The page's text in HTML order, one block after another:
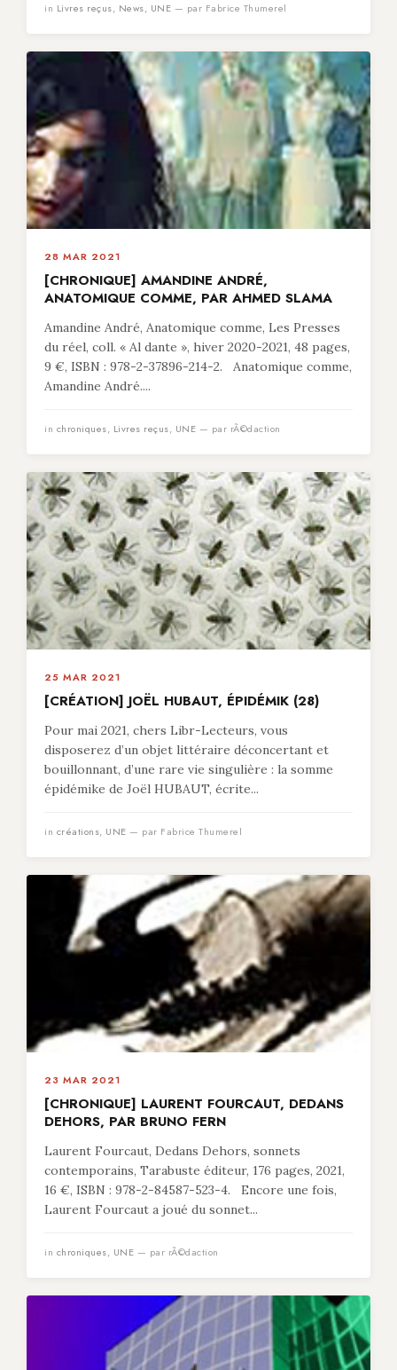
in Livres reçus, News, UNE — par Fabrice Thumerel
28 MAR 2021
[CHRONIQUE] AMANDINE ANDRÉ,
ANATOMIQUE COMME, PAR AHMED SLAMA
Amandine André, Anatomique comme, Les Presses
du réel, coll. « Al dante », hiver 2020-2021, 48 pages,
9 €, ISBN : 978-2-37896-214-2. Anatomique comme,
Amandine André....
in chroniques, Livres reçus, UNE — par rÃ©daction
25 MAR 2021
[CRÉATION] JOËL HUBAUT, ÉPIDÉMIK (28)
Pour mai 2021, chers Libr-Lecteurs, vous
disposerez d’un objet littéraire déconcertant et
bouillonnant, d’une rare vie singulière : la somme
épidémike de Joël HUBAUT, écrite...
in créations, UNE — par Fabrice Thumerel
23 MAR 2021
[CHRONIQUE] LAURENT FOURCAUT, DEDANS
DEHORS, PAR BRUNO FERN
Laurent Fourcaut, Dedans Dehors, sonnets
contemporains, Tarabuste éditeur, 176 pages, 2021,
16 €, ISBN : 978-2-84587-523-4. Encore une fois,
Laurent Fourcaut a joué du sonnet...
in chroniques, UNE — par rÃ©daction